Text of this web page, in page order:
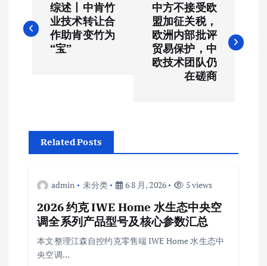
章
综述丨中肯竹
业技术转让合
作助肯变竹为
“宝”
中方不接受欧
盟加征关税，
欧洲内部批评
贸易保护，中
欧技术团队仍
在磋商
Related Posts
admin 未分类 6 8 月, 2026 5 views
2026 约克 IWE Home 水生态中央空
调全系列产品型号及核心参数汇总
本文整理江森自控约克零售端 IWE Home 水生态中
央空调…